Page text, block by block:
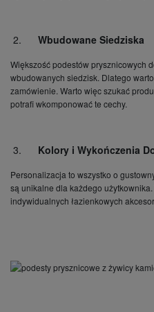
Wbudowane Siedziska
Większość podestów prysznicowych
wbudowanych siedzisk. Dlatego
zamówienie. Warto więc szukać
potrafi wkomponować te cechy.
Kolory i Wykończenia
Personalizacja to wszystko o
są unikalne dla każdego
indywidualnych łazienkowych